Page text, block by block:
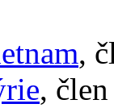
,
,